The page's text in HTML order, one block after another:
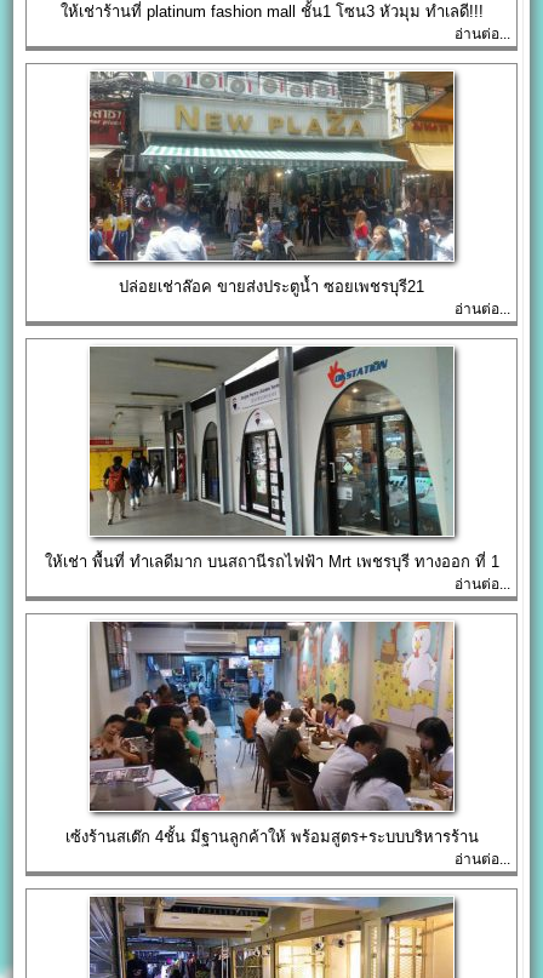
ให้เช่าร้านที่ platinum fashion mall ชั้น1 โซน3 หัวมุม ทำเลดี!!!
อ่านต่อ...
ปล่อยเช่าล๊อค ขายส่งประตูน้ำ ซอยเพชรบุรี21
อ่านต่อ...
ให้เช่า พื้นที่ ทำเลดีมาก บนสถานีรถไฟฟ้า Mrt เพชรบุรี ทางออก ที่ 1
อ่านต่อ...
เซ้งร้านสเต๊ก 4ชั้น มีฐานลูกค้าให้ พร้อมสูตร+ระบบบริหารร้าน
อ่านต่อ...